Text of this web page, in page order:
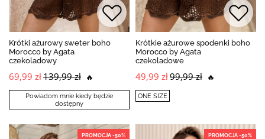
Krótki ażurowy sweter boho
Morocco by Agata
czekoladowy
69,99 zł139,99 zł 🔥
Powiadom mnie kiedy będzie
dostępny
Krótkie ażurowe spodenki boho
Morocco by Agata
czekoladowe
49,99 zł99,99 zł 🔥
ONE SIZE
PROMOCJA -50% PROMOCJA -50%